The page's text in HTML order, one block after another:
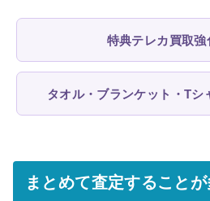
特典テレカ買取強
タオル・ブランケット・Tシ
まとめて査定すること